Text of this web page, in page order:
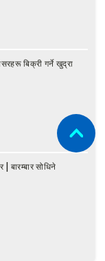
बिक्री गर्ने खुद्रा
| बारम्बार सोधिने